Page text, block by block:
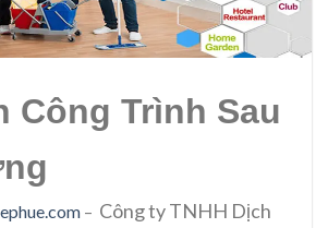
Công Trình Sau
– Công ty TNHH Dịch